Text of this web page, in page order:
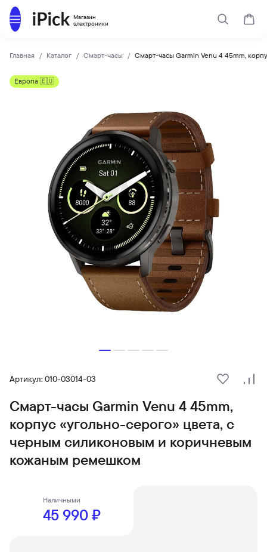
Магазин
электроники
Каталог
Поиск
Главная Каталог Смарт-часы Смарт-часы Garmin Venu 4 45mm,
Европа 🇪🇺
Артикул: 010-03014-03
В
Смарт-часы Garmin Venu 4 45mm,
корпус «угольно-серого» цвета, с
черным силиконовым и коричневым
кожаным ремешком
GARMIN
Купить Смарт-часы Garmin Venu 4 45mm, корпус
Наличными
45 990 ₽